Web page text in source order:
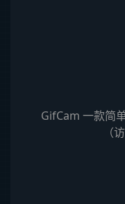
GifCam 一款简
（